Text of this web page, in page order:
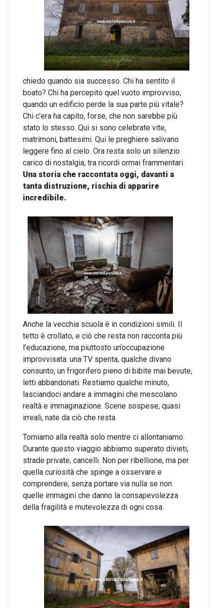
chiedo quando sia successo. Chi ha sentito il
boato? Chi ha percepito quel vuoto improvviso,
quando un edificio perde la sua parte più vitale?
Chi c’era ha capito, forse, che non sarebbe più
stato lo stesso. Qui si sono celebrate vite,
matrimoni, battesimi. Qui le preghiere salivano
leggere fino al cielo. Ora resta solo un silenzio
carico di nostalgia, tra ricordi ormai frammentari.
Una storia che raccontata oggi, davanti a
tanta distruzione, rischia di apparire
incredibile.
Anche la vecchia scuola è in condizioni simili. Il
tetto è crollato, e ciò che resta non racconta più
l’educazione, ma piuttosto un’occupazione
improvvisata: una TV spenta, qualche divano
consunto, un frigorifero pieno di bibite mai bevute,
letti abbandonati. Restiamo qualche minuto,
lasciandoci andare a immagini che mescolano
realtà e immaginazione. Scene sospese, quasi
irreali, nate da ciò che resta.
Torniamo alla realtà solo mentre ci allontaniamo.
Durante questo viaggio abbiamo superato divieti,
strade private, cancelli. Non per ribellione, ma per
quella curiosità che spinge a osservare e
comprendere, senza portare via nulla se non
quelle immagini che danno la consapevolezza
della fragilità e mutevolezza di ogni cosa.